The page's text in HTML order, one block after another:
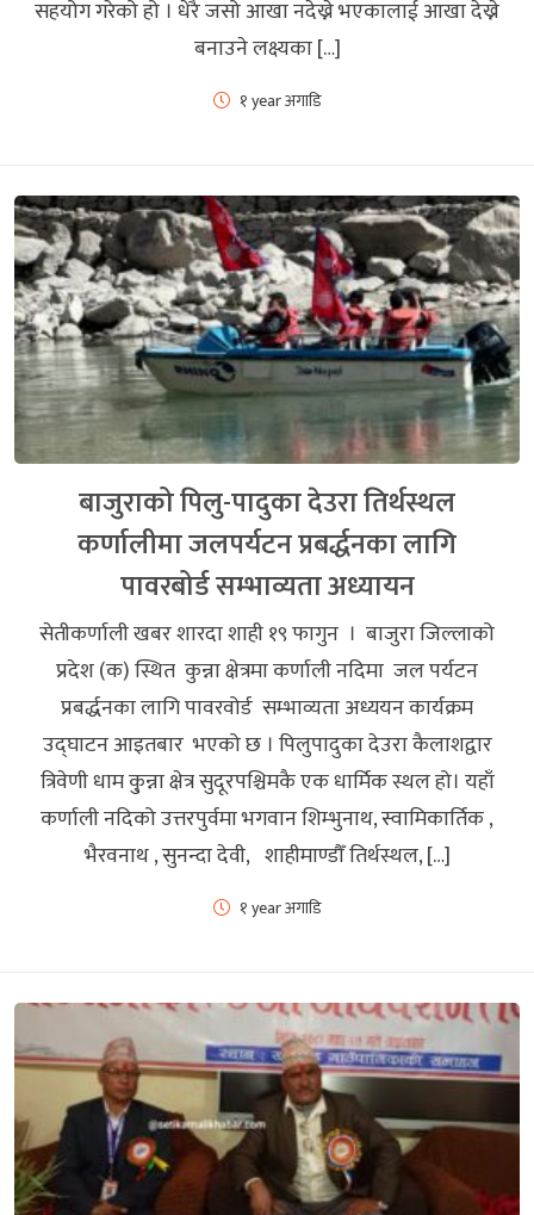
सहयोग गरेको हो । धेरै जसो आखा नदेख्ने भएकालाई आखा देख्ने
बनाउने लक्ष्यका […]
१ year अगाडि
बाजुराको पिलु-पादुका देउरा तिर्थस्थल
कर्णालीमा जलपर्यटन प्रबर्द्धनका लागि
पावरबोर्ड सम्भाव्यता अध्यायन
सेतीकर्णाली खबर शारदा शाही १९ फागुन । बाजुरा जिल्लाको
प्रदेश (क) स्थित कुन्ना क्षेत्रमा कर्णाली नदिमा जल पर्यटन
प्रबर्द्धनका लागि पावरवोर्ड सम्भाव्यता अध्ययन कार्यक्रम
उद्घाटन आइतबार भएको छ । पिलुपादुका देउरा कैलाशद्वार
त्रिवेणी धाम कु्न्ना क्षेत्र सुदूरपश्चिमकै एक धार्मिक स्थल हो। यहाँ
कर्णाली नदिको उत्तरपुर्वमा भगवान शिम्भुनाथ, स्वामिकार्तिक ,
भैरवनाथ , सुनन्दा देवी, शाहीमाण्डौँ तिर्थस्थल, […]
१ year अगाडि